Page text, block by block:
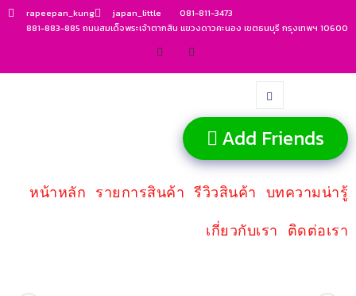
rapeepan_kung japan_little
081-811-3473
881-883-885 ถนนสมเด็จพระเจ้าตากสิน แขวงดาวคะนอง เขตธนบุรี กรุงเทพฯ 10600
Add Friends
หน้าหลัก รายการสินค้า รีวิวสินค้า บทความน่ารู้
เกี่ยวกับเรา
ติดต่อเรา